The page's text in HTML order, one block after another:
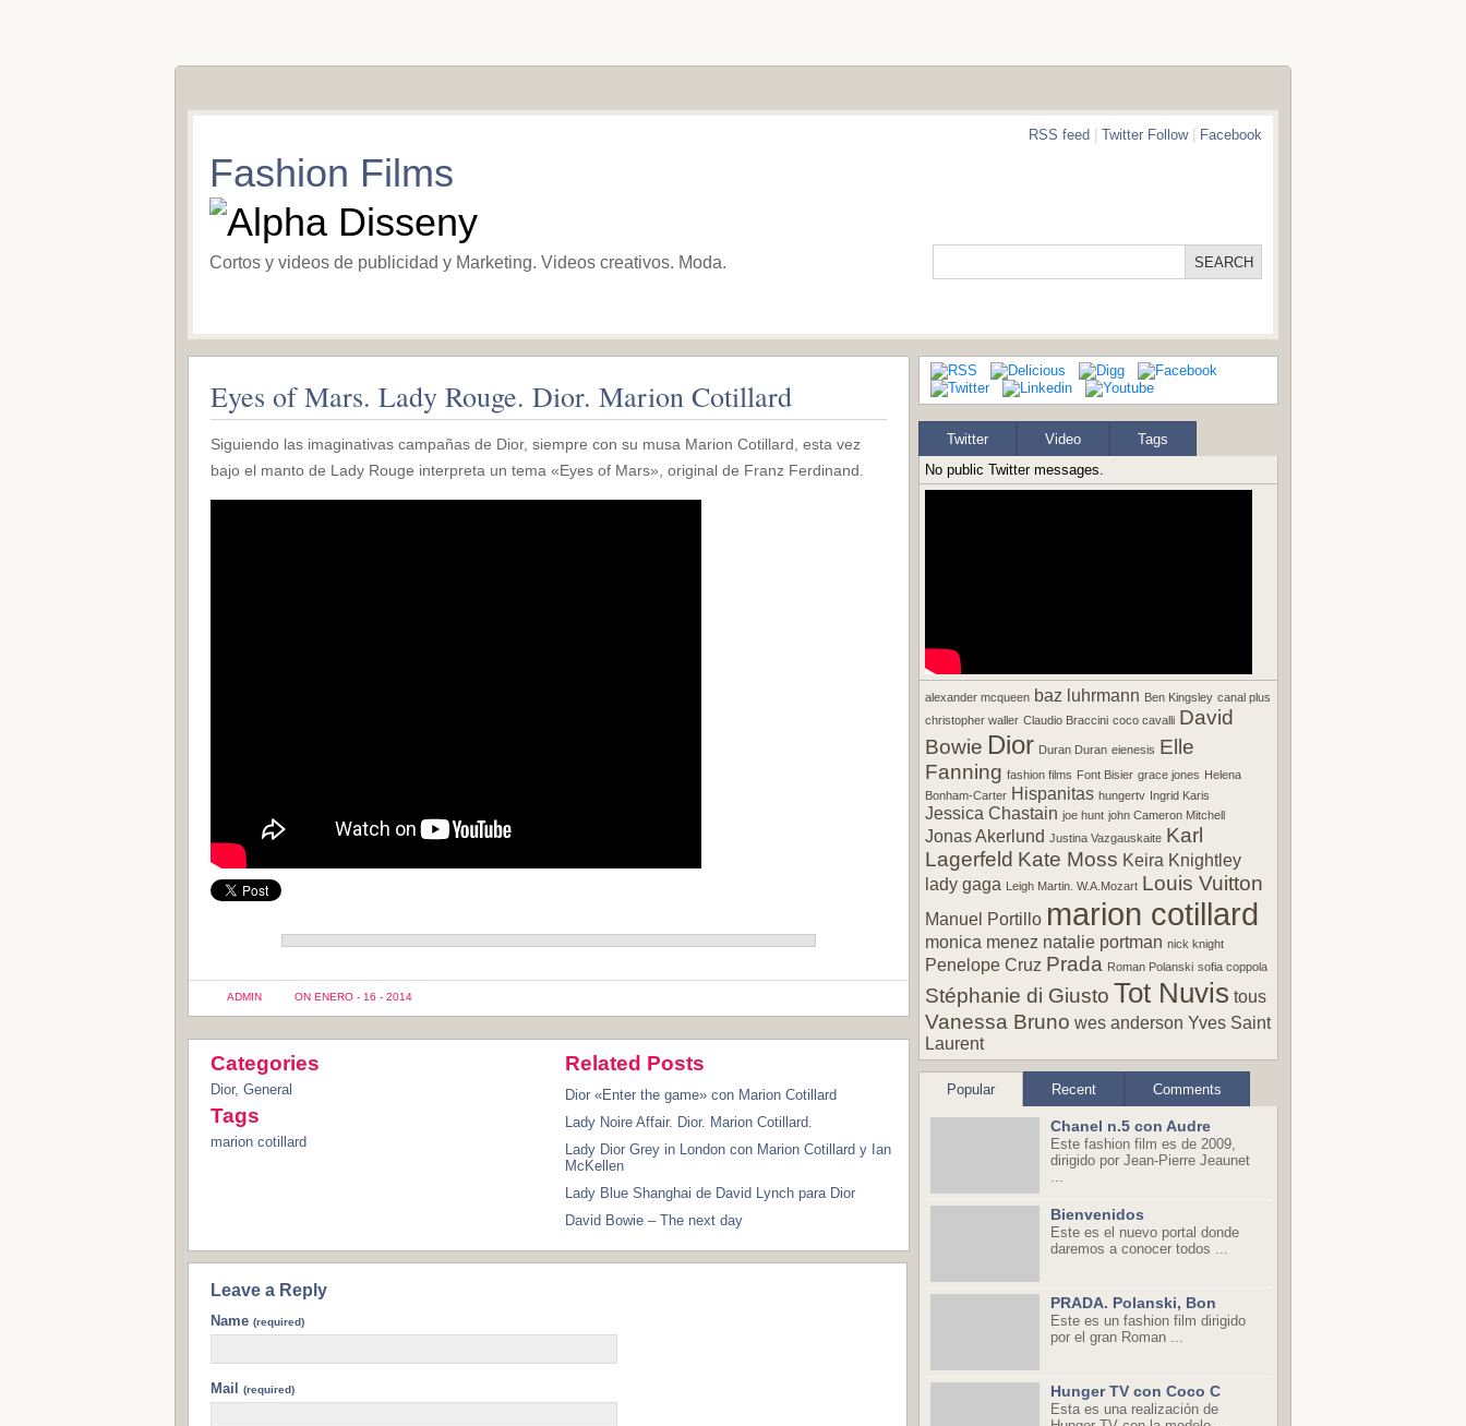
Fashion Films
Cortos y videos de publicidad y Marketing. Videos creativos. Moda.
RSS feed Twitter Follow| Facebook
Eyes of Mars. Lady Rouge. Dior. Marion Cotillard
Siguiendo las imaginativas campañas de Dior, siempre con su musa Marion Cotillard, esta vez
bajo el manto de Lady Rouge interpreta un tema «Eyes of Mars», original de Franz Ferdinand.
ADMIN ON ENERO - 16 - 2014
Categories
Dior, General
Tags
marion cotillard
Related Posts
Dior «Enter the game» con Marion Cotillard
Lady Noire Affair. Dior. Marion Cotillard.
Lady Dior Grey in London con Marion Cotillard y Ian
McKellen
Lady Blue Shanghai de David Lynch para Dior
David Bowie – The next day
Leave a Reply
Name (required)
Mail (required)
Twitter Video
Tags
No public Twitter messages.
alexander mcqueen baz luhrmann Ben Kingsley canal plus
christopher waller Claudio Braccini coco cavalli David
Bowie Dior Duran Duran eienesis Elle
Fanning fashion films Font Bisier grace jones Helena
Bonham-Carter Hispanitas hungertv Ingrid Karis
Jessica Chastain joe hunt john Cameron Mitchell
Jonas Akerlund Justina Vazgauskaite Karl
Lagerfeld Kate Moss Keira Knightley
lady gaga Leigh Martin. W.A.Mozart Louis Vuitton
Manuel Portillo marion cotillard
monica menez natalie portman nick knight
Penelope Cruz Prada Roman Polanski sofia coppola
Stéphanie di Giusto Tot Nuvis tous
Vanessa Bruno wes anderson Yves Saint
Laurent
Popular Recent Comments
Chanel n.5 con Audre
Este fashion film es de 2009,
dirigido por Jean-Pierre Jeaunet
...
Bienvenidos
Este es el nuevo portal donde
daremos a conocer todos ...
PRADA. Polanski, Bon
Este es un fashion film dirigido
por el gran Roman ...
Hunger TV con Coco C
Esta es una realización de